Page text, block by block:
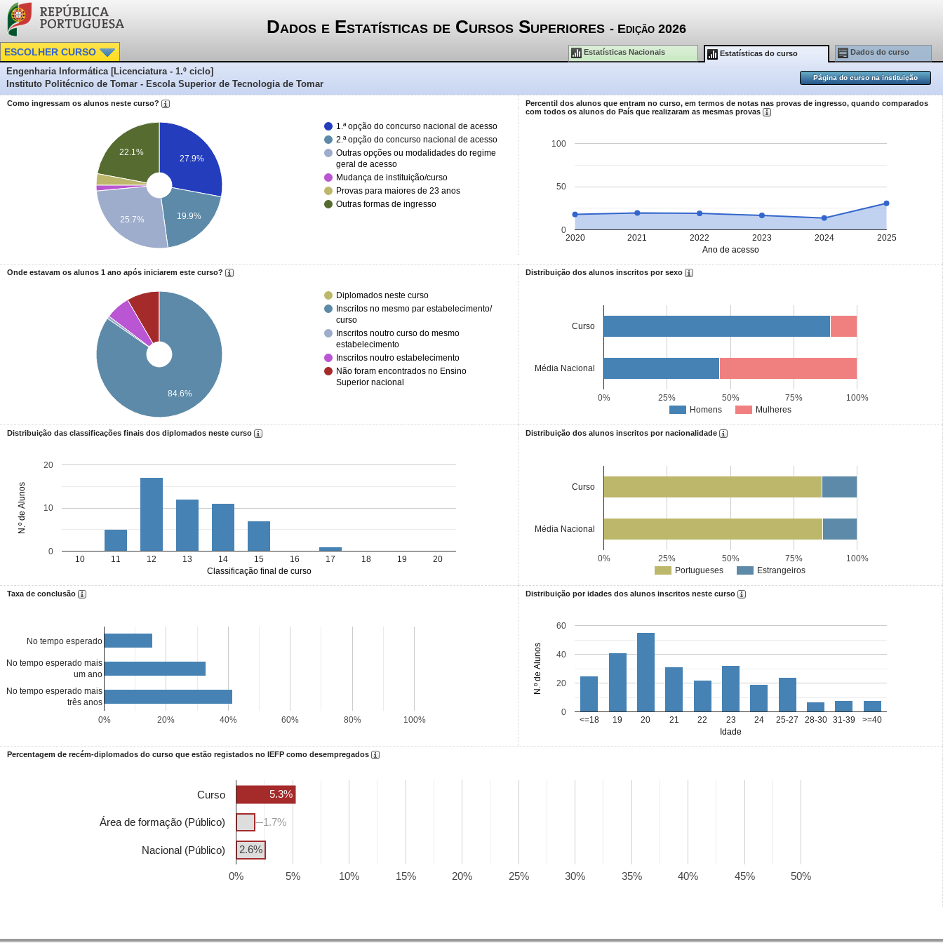
Dados e Estatísticas de Cursos Superiores - Edição 2026
ESCOLHER CURSO Estatísticas Nacionais Estatísticas do curso Dados do curso
Engenharia Informática [Licenciatura - 1.º ciclo]
Instituto Politécnico de Tomar - Escola Superior de Tecnologia de Tomar
Página do curso na instituição
Como ingressam os alunos neste curso?
1.ª opção do concurso nacional de acesso
2.ª opção do concurso nacional de acesso
Outras opções ou modalidades do regime
geral de acesso
Mudança de instituição/curso
Provas para maiores de 23 anos
Outras formas de ingresso
27.9%
19.9%
22.1%
25.7%
Percentil dos alunos que entram no curso, em termos de notas nas provas de ingresso, quando comparados
com todos os alunos do País que realizaram as mesmas provas
2020 2021 2022 2023 2024 2025
0
50
100
Ano de acesso
Onde estavam os alunos 1 ano após iniciarem este curso?
Diplomados neste curso
Inscritos no mesmo par estabelecimento/
curso
Inscritos noutro curso do mesmo
estabelecimento
Inscritos noutro estabelecimento
Não foram encontrados no Ensino
Superior nacional
84.6%
Distribuição dos alunos inscritos por sexo
Homens Mulheres
0% 25% 50% 75% 100%
Curso
Média Nacional
Distribuição das classificações finais dos diplomados neste curso
10 11 12 13 14 15 16 17 18 19 20
0
10
20
Classificação final de curso
N.º de Alunos
Distribuição dos alunos inscritos por nacionalidade
Portugueses Estrangeiros
0% 25% 50% 75% 100%
Curso
Média Nacional
Taxa de conclusão
0% 20% 40% 60% 80% 100%
No tempo esperado
No tempo esperado mais
um ano
No tempo esperado mais
três anos
Distribuição por idades dos alunos inscritos neste curso
<=18 19 20 21 22 23 24 25-27 28-30 31-39 >=40
0
20
40
60
Idade
N.º de Alunos
Percentagem de recém-diplomados do curso que estão registados no IEFP como desempregados
0% 5% 10% 15% 20% 25% 30% 35% 40% 45% 50%
Curso
Área de formação (Público)
Nacional (Público)
5.3%
1.7%
1.7%
2.6%